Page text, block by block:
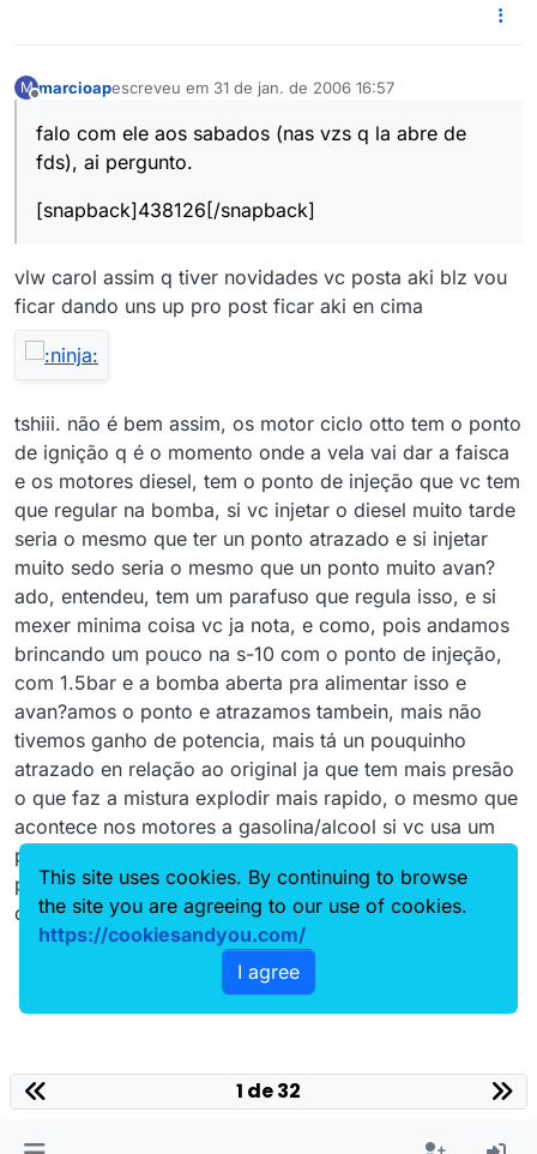
M marcioapescreveu em 31 de jan. de 2006 16:57
última edição por
falo com ele aos sabados (nas vzs q la abre de
fds), ai pergunto.
[snapback]438126[/snapback]
vlw carol assim q tiver novidades vc posta aki blz vou
ficar dando uns up pro post ficar aki en cima
tshiii. não é bem assim, os motor ciclo otto tem o ponto
de ignição q é o momento onde a vela vai dar a faisca
e os motores diesel, tem o ponto de injeção que vc tem
que regular na bomba, si vc injetar o diesel muito tarde
seria o mesmo que ter un ponto atrazado e si injetar
muito sedo seria o mesmo que un ponto muito avan?
ado, entendeu, tem um parafuso que regula isso, e si
mexer minima coisa vc ja nota, e como, pois andamos
brincando um pouco na s-10 com o ponto de injeção,
com 1.5bar e a bomba aberta pra alimentar isso e
avan?amos o ponto e atrazamos tambein, mais não
tivemos ganho de potencia, mais tá un pouquinho
atrazado en relação ao original ja que tem mais presão
o que faz a mistura explodir mais rapido, o mesmo que
acontece nos motores a gasolina/alcool si vc usa um
ponto muito avan?ado alem da batida de pino tem a
perca de potencia q nos diesel só perde potencia pelo
que vimos hehe
1 de 32
This site uses cookies. By continuing to browse
the site you are agreeing to our use of cookies.
https://cookiesandyou.com/
I agree